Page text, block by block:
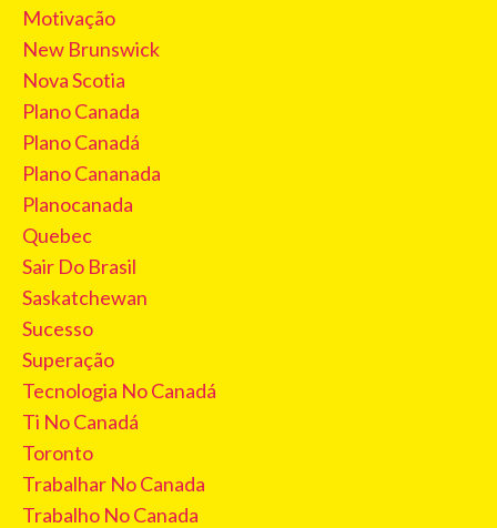
Motivação
New Brunswick
Nova Scotia
Plano Canada
Plano Canadá
Plano Cananada
Planocanada
Quebec
Sair Do Brasil
Saskatchewan
Sucesso
Superação
Tecnologia No Canadá
Ti No Canadá
Toronto
Trabalhar No Canada
Trabalho No Canada